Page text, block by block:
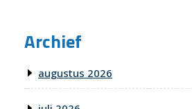
Archief
augustus 2026